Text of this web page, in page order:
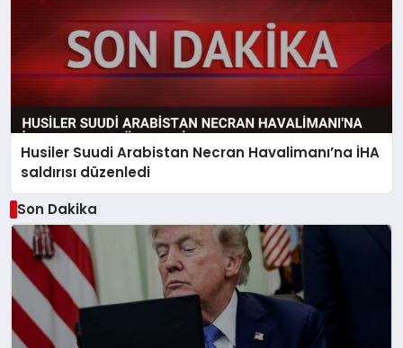
Husiler Suudi Arabistan Necran Havalimanı’na İHA
saldırısı düzenledi
Son Dakika